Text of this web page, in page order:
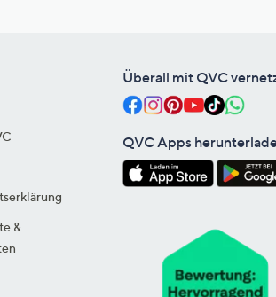
&
Überall mit QVC
QVC Apps